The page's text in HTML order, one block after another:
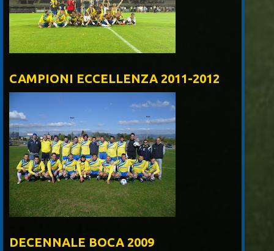
CAMPIONI ECCELLENZA 2011-2012
DECENNALE BOCA 2009